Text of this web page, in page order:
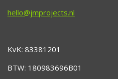
hello@jmprojects.nl
KvK: 83381201
BTW: 180983696B01